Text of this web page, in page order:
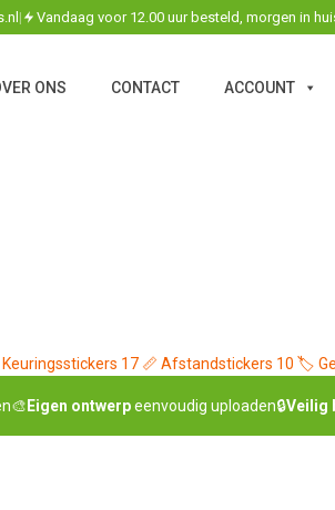
| Vandaag voor 12.00 uur besteld, morgen in
ONS CONTACT ACCOUNT
Keuringsstickers 17 📏 Afstandstickers 10 🏷️
🎨 Eigen ontwerpeenvoudig uploaden🔒Veilig